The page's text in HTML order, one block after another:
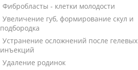
Фибробласты - клетки молодости
Увеличение губ, формирование скул и
подбородка
Устранение осложнений после гелевых
инъекций
Удаление родинок